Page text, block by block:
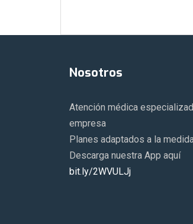
Nosotros
Atención médica
empresa
Planes adaptados a la
Descarga nuestra App aquí
bit.ly/2WVULJj